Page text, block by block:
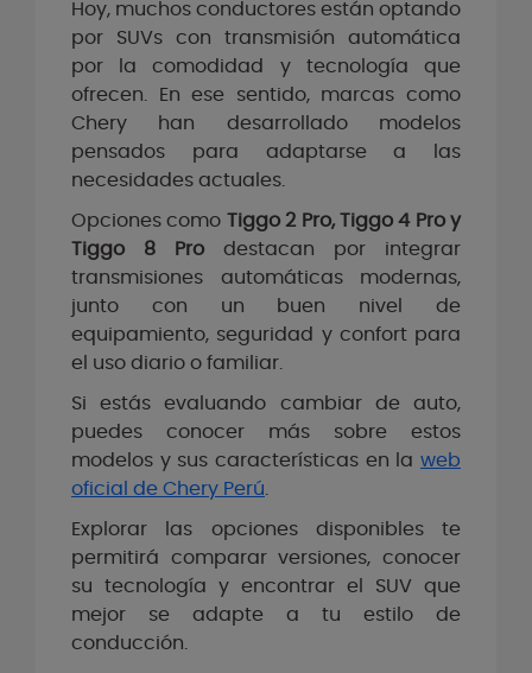
Hoy, muchos conductores están optando
por SUVs con transmisión automática
por la comodidad y tecnología que
ofrecen. En ese sentido, marcas como
Chery han desarrollado modelos
pensados para adaptarse a las
necesidades actuales.
Opciones como Tiggo 2 Pro, Tiggo 4 Pro y
Tiggo 8 Pro destacan por integrar
transmisiones automáticas modernas,
junto con un buen nivel de
equipamiento, seguridad y confort para
el uso diario o familiar.
Si estás evaluando cambiar de auto,
puedes conocer más sobre estos
modelos y sus características en la web
oficial de Chery Perú
Explorar las opciones disponibles te
permitirá comparar versiones, conocer
su tecnología y encontrar el SUV que
mejor se adapte a tu estilo de
conducción.